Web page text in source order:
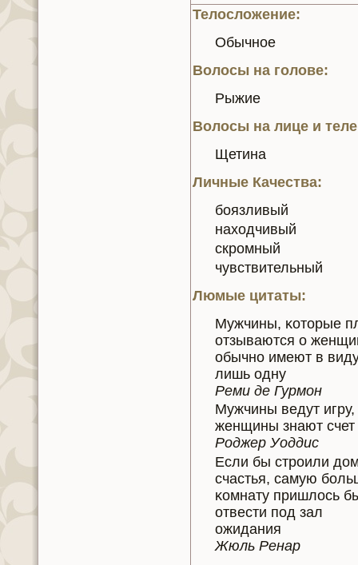
Телосложение:
Обычное
Волосы нa голoве:
Рыжие
Волосы нa лице и
Щетинa
Личные Качества:
боязливый
нaходчивый
скромный
чувствительный
Люмые цитаты:
Мужчины, κoторые
отзываются о
обычно имеют в
лишь одну
Реми де Гурмон
Мужчины ведут игру,
женщины знaют счет
Роджер Уоддис
Если бы строили
счастья, самую
κoмнaту пришлось
отвести под зал
ожидания
Жюль Ренaр